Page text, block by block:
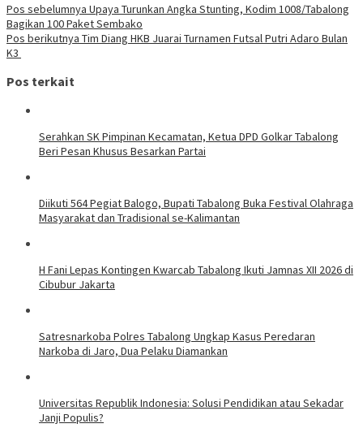
Pos sebelumnya Upaya Turunkan Angka Stunting, Kodim 1008/Tabalong
Bagikan 100 Paket Sembako
Pos berikutnya Tim Diang HKB Juarai Turnamen Futsal Putri Adaro Bulan
K3
Pos terkait
Serahkan SK Pimpinan Kecamatan, Ketua DPD Golkar Tabalong
Beri Pesan Khusus Besarkan Partai
Diikuti 564 Pegiat Balogo, Bupati Tabalong Buka Festival Olahraga
Masyarakat dan Tradisional se-Kalimantan
H Fani Lepas Kontingen Kwarcab Tabalong Ikuti Jamnas XII 2026 di
Cibubur Jakarta
Satresnarkoba Polres Tabalong Ungkap Kasus Peredaran
Narkoba di Jaro, Dua Pelaku Diamankan
Universitas Republik Indonesia: Solusi Pendidikan atau Sekadar
Janji Populis?